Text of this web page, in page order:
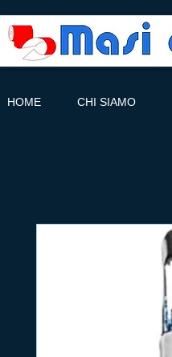
HOME CHI SIAMO